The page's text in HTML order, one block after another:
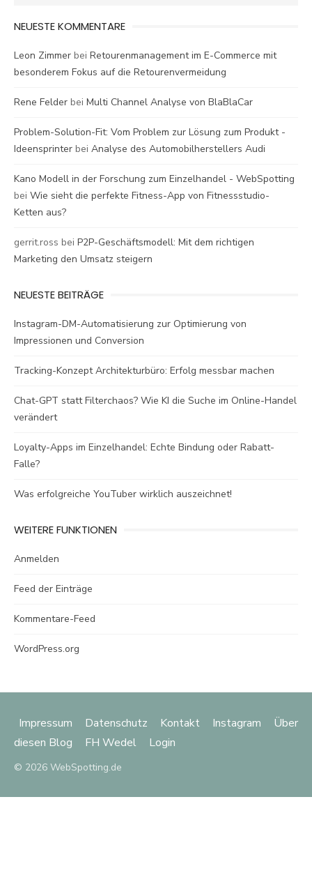
NEUESTE KOMMENTARE
Leon Zimmer bei Retourenmanagement im E-Commerce mit
besonderem Fokus auf die Retourenvermeidung
Rene Felder bei Multi Channel Analyse von BlaBlaCar
Problem-Solution-Fit: Vom Problem zur Lösung zum Produkt -
Ideensprinter bei Analyse des Automobilherstellers Audi
Kano Modell in der Forschung zum Einzelhandel - WebSpotting
bei Wie sieht die perfekte Fitness-App von Fitnessstudio-
Ketten aus?
gerrit.ross bei P2P-Geschäftsmodell: Mit dem richtigen
Marketing den Umsatz steigern
NEUESTE BEITRÄGE
Instagram-DM-Automatisierung zur Optimierung von
Impressionen und Conversion
Tracking-Konzept Architekturbüro: Erfolg messbar machen
Chat-GPT statt Filterchaos? Wie KI die Suche im Online-Handel
verändert
Loyalty-Apps im Einzelhandel: Echte Bindung oder Rabatt-
Falle?
Was erfolgreiche YouTuber wirklich auszeichnet!
WEITERE FUNKTIONEN
Anmelden
Feed der Einträge
Kommentare-Feed
WordPress.org
Impressum Datenschutz Kontakt Instagram
Über
diesen Blog
FH Wedel Login
© 2026 WebSpotting.de